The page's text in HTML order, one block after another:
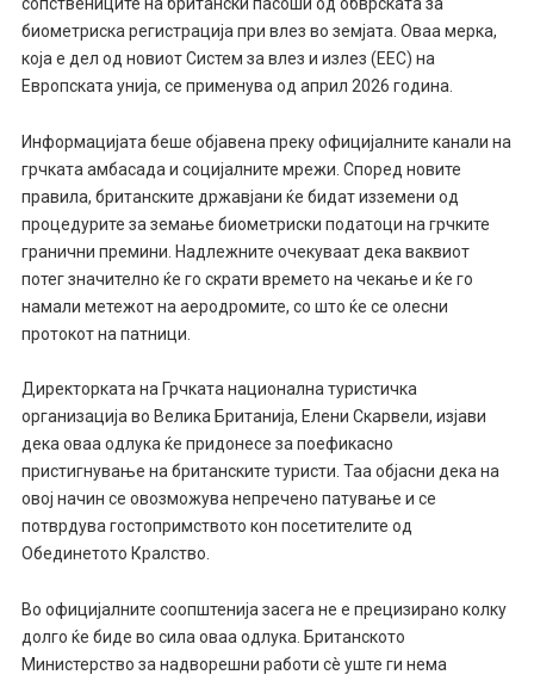
биометриска регистрација при влез во земјата. Оваа мерка,
која е дел од новиот Систем за влез и излез (ЕЕС) на
Европската унија, се применува од април 2026 година.
Информацијата беше објавена преку официјалните канали на
грчката амбасада и социјалните мрежи. Според новите
правила, британските државјани ќе бидат изземени од
процедурите за земање биометриски податоци на грчките
гранични премини. Надлежните очекуваат дека ваквиот
потег значително ќе го скрати времето на чекање и ќе го
намали метежот на аеродромите, со што ќе се олесни
протокот на патници.
Директорката на Грчката национална туристичка
организација во Велика Британија, Елени Скарвели, изјави
дека оваа одлука ќе придонесе за поефикасно
пристигнување на британските туристи. Таа објасни дека на
овој начин се овозможува непречено патување и се
потврдува гостопримството кон посетителите од
Обединетото Кралство.
Во официјалните соопштенија засега не е прецизирано колку
долго ќе биде во сила оваа одлука. Британското
Министерство за надворешни работи сè уште ги нема